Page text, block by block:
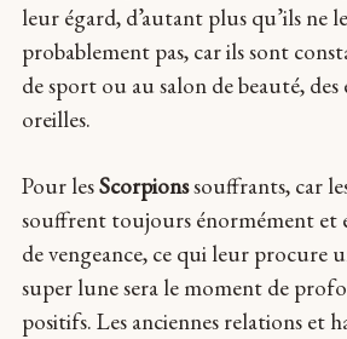
leur égard, d’autant plus qu’ils ne
probablement pas, car ils sont
de sport ou au salon de beauté, des
oreilles.
Pour lesScorpionssouffrants, car
souffrent toujours énormément et
de vengeance, ce qui leur procure
super lune sera le moment de
positifs. Les anciennes relations et